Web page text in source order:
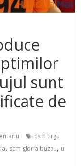
sunt
de
csm tirgu
, scm gloria buzau, u